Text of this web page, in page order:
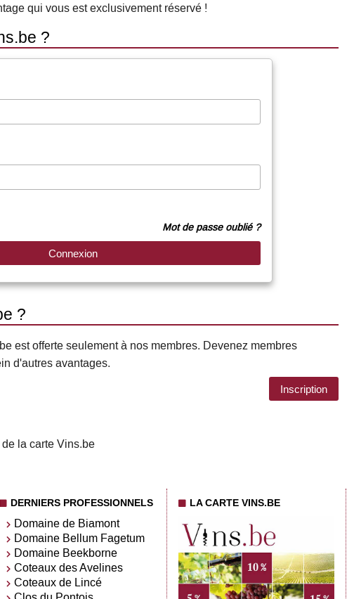
qui vous est exclusivement réservé !
?
Mot de passe oublié ?
Connexion
?
est offerte seulement à nos membres. Devenez membres
d'autres avantages.
Inscription
la carte Vins.be
DERNIERS PROFESSIONNELS
Domaine de Biamont
Domaine Bellum Fagetum
Domaine Beekborne
Coteaux des Avelines
Coteaux de Lincé
LA CARTE VINS.BE